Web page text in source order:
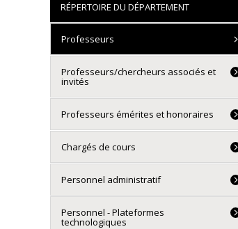
RÉPERTOIRE DU DÉPARTEMENT
Professeurs
Professeurs/chercheurs associés et
invités
Professeurs émérites et honoraires
Chargés de cours
Personnel administratif
Personnel - Plateformes
technologiques